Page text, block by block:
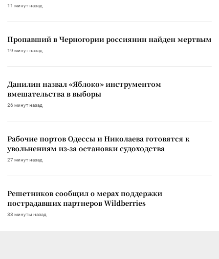
11 минут назад
Пропавший в Черногории россиянин найден мертвым
19 минут назад
Данилин назвал «Яблоко» инструментом
вмешательства в выборы
26 минут назад
Рабочие портов Одессы и Николаева готовятся к
увольнениям из-за остановки судоходства
27 минут назад
Решетников сообщил о мерах поддержки
пострадавших партнеров Wildberries
33 минуты назад